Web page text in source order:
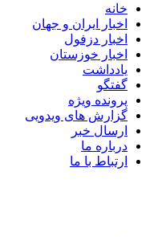
خانه
اخبار ایران و جهان
اخبار دزفول
اخبار خوزستان
یادداشت
گفتگو
پرونده ویژه
گزارش های ویدویی
ارسال خبر
درباره ما
ارتباط با ما